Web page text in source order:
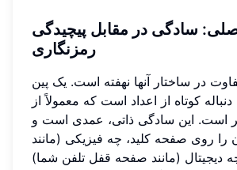
سادگی در مقابل پیچیدگی
رمزنگاری
در ساختار آنها نهفته است. یک پین
کوتاه از اعداد است که معمولاً از
متغیر است. این سادگی ذاتی، عمدی است و
را روی صفحه کلید، چه فیزیکی (مانند
دیجیتال (مانند صفحه قفل تلفن شما)